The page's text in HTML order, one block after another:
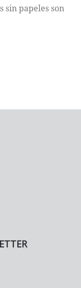
sin papeles son